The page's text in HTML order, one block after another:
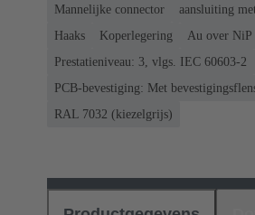
Mannelijke connector aansluiting
Haaks
Koperlegering
Au over NiP
Prestatieniveau: 3, vlgs. IEC 60603-2
PCB-bevestiging: Met
RAL 7032 (kiezelgrijs)